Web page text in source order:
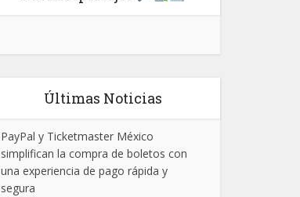
Últimas Noticias
PayPal y Ticketmaster México
simplifican la compra de boletos con
una experiencia de pago rápida y
segura